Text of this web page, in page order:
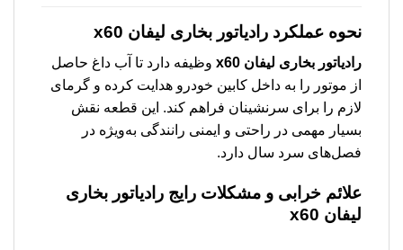
نحوه عملکرد رادیاتور بخاری لیفان x60
رادیاتور بخاری لیفان x60
وظیفه دارد تا آب داغ حاصل
از موتور را به داخل کابین خودرو هدایت کرده و گرمای
لازم را برای سرنشینان فراهم کند. این قطعه نقش
بسیار مهمی در راحتی و ایمنی رانندگی به‌ویژه در
فصل‌های سرد سال دارد.
علائم خرابی و مشکلات رایج رادیاتور بخاری
لیفان x60